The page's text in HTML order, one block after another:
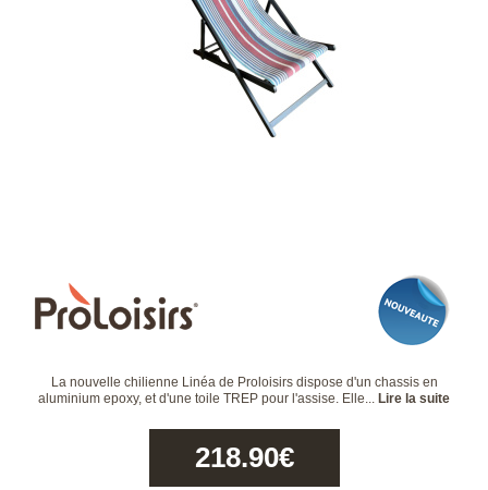
La nouvelle chilienne Linéa de Proloisirs dispose d'un chassis en
aluminium epoxy, et d'une toile TREP pour l'assise. Elle... Lire la suite
218.90€